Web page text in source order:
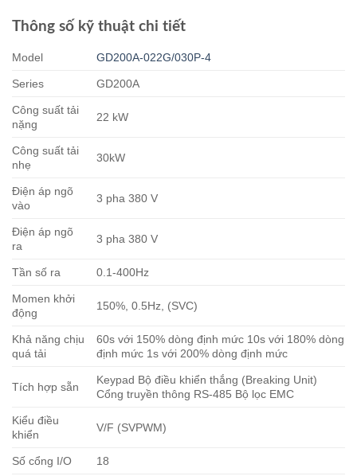
Thông số kỹ thuật chi tiết
Model GD200A-022G/030P-4
Series GD200A
Công suất tải
nặng
22 kW
Công suất tải
nhẹ
30kW
Điện áp ngõ
vào
3 pha 380 V
Điện áp ngõ
ra
3 pha 380 V
Tần số ra 0.1-400Hz
Momen khởi
động
150%, 0.5Hz, (SVC)
Khả năng chịu
quá tải
60s với 150% dòng định mức 10s với 180% dòng
định mức 1s với 200% dòng định mức
Tích hợp sẵn
Keypad Bộ điều khiển thắng (Breaking Unit)
Cổng truyền thông RS-485 Bộ lọc EMC
Kiểu điều
khiển
V/F (SVPWM)
Số cổng I/O 18